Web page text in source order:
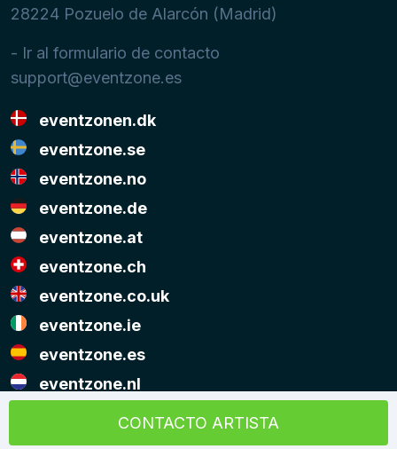
CONTACTO ARTISTA
28224 Pozuelo de Alarcón (Madrid)
- Ir al formulario de contacto
support@eventzone.es
eventzonen.dk
eventzone.se
eventzone.no
eventzone.de
eventzone.at
eventzone.ch
eventzone.co.uk
eventzone.ie
eventzone.es
eventzone.nl
© Copyright Eventzone 2026